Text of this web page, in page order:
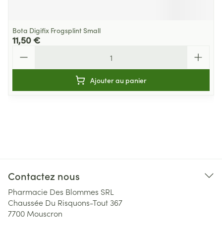
Bota Digifix Frogsplint Small
11,50 €
Ajouter au panier
Contactez nous
Pharmacie Des Blommes SRL
Chaussée Du Risquons-Tout 367
7700 Mouscron